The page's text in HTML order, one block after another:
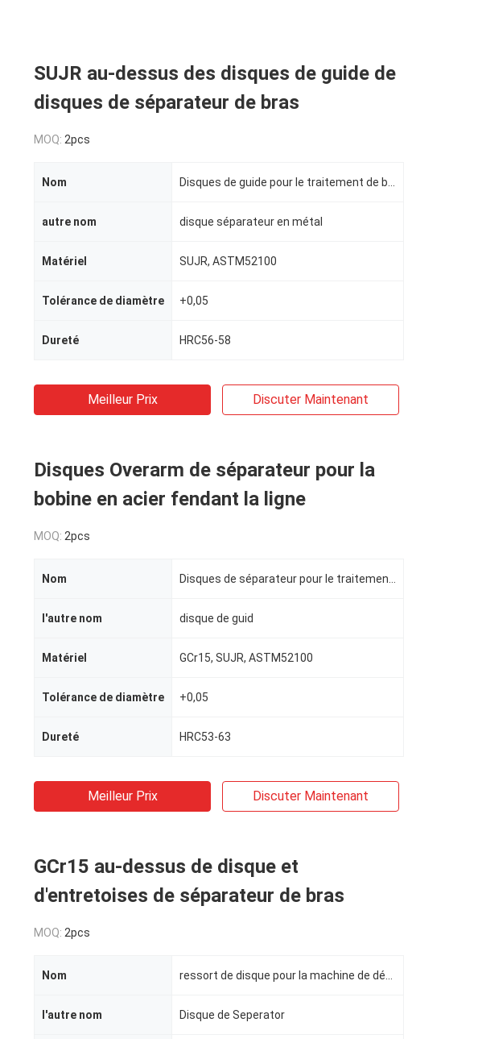
SUJR au-dessus des disques de guide de
disques de séparateur de bras
MOQ: 2pcs
Nom
autre nom disque séparateur en métal
Matériel SUJR, ASTM52100
Tolérance de diamètre +0,05
Dureté HRC56-58
Meilleur Prix Discuter Maintenant
Disques Overarm de séparateur pour la
bobine en acier fendant la ligne
MOQ: 2pcs
Nom
l'autre nom disque de guid
Matériel GCr15, SUJR, ASTM52100
Tolérance de diamètre +0,05
Dureté HRC53-63
Meilleur Prix Discuter Maintenant
GCr15 au-dessus de disque et
d'entretoises de séparateur de bras
MOQ: 2pcs
Nom
l'autre nom Disque de Seperator